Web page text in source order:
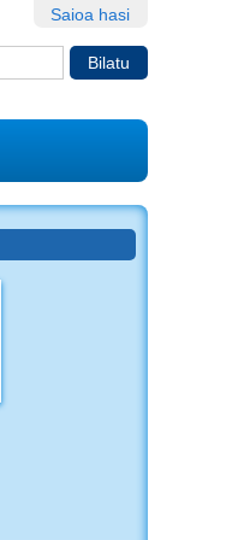
Saioa hasi